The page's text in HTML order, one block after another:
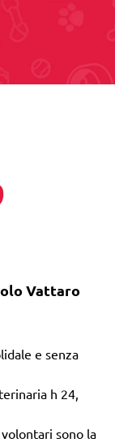
Vattaro
e senza
h 24,
sono la